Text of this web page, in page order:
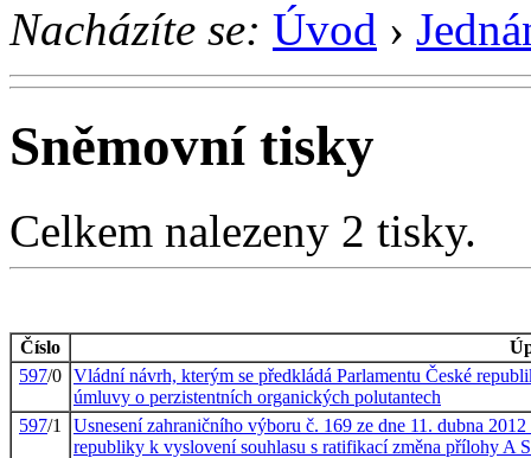
Nacházíte se: Úvod ›
Sněmovní tisky
Celkem nalezeny 2 tisky.
Číslo
597/0 Vládní návrh, kterým se předkládá Parlamentu České
úmluvy o perzistentních organických polutantech
597/1
Usnesení zahraničního výboru č. 169 ze dne 11. dubna
republiky k vyslovení souhlasu s ratifikací změna přílohy A